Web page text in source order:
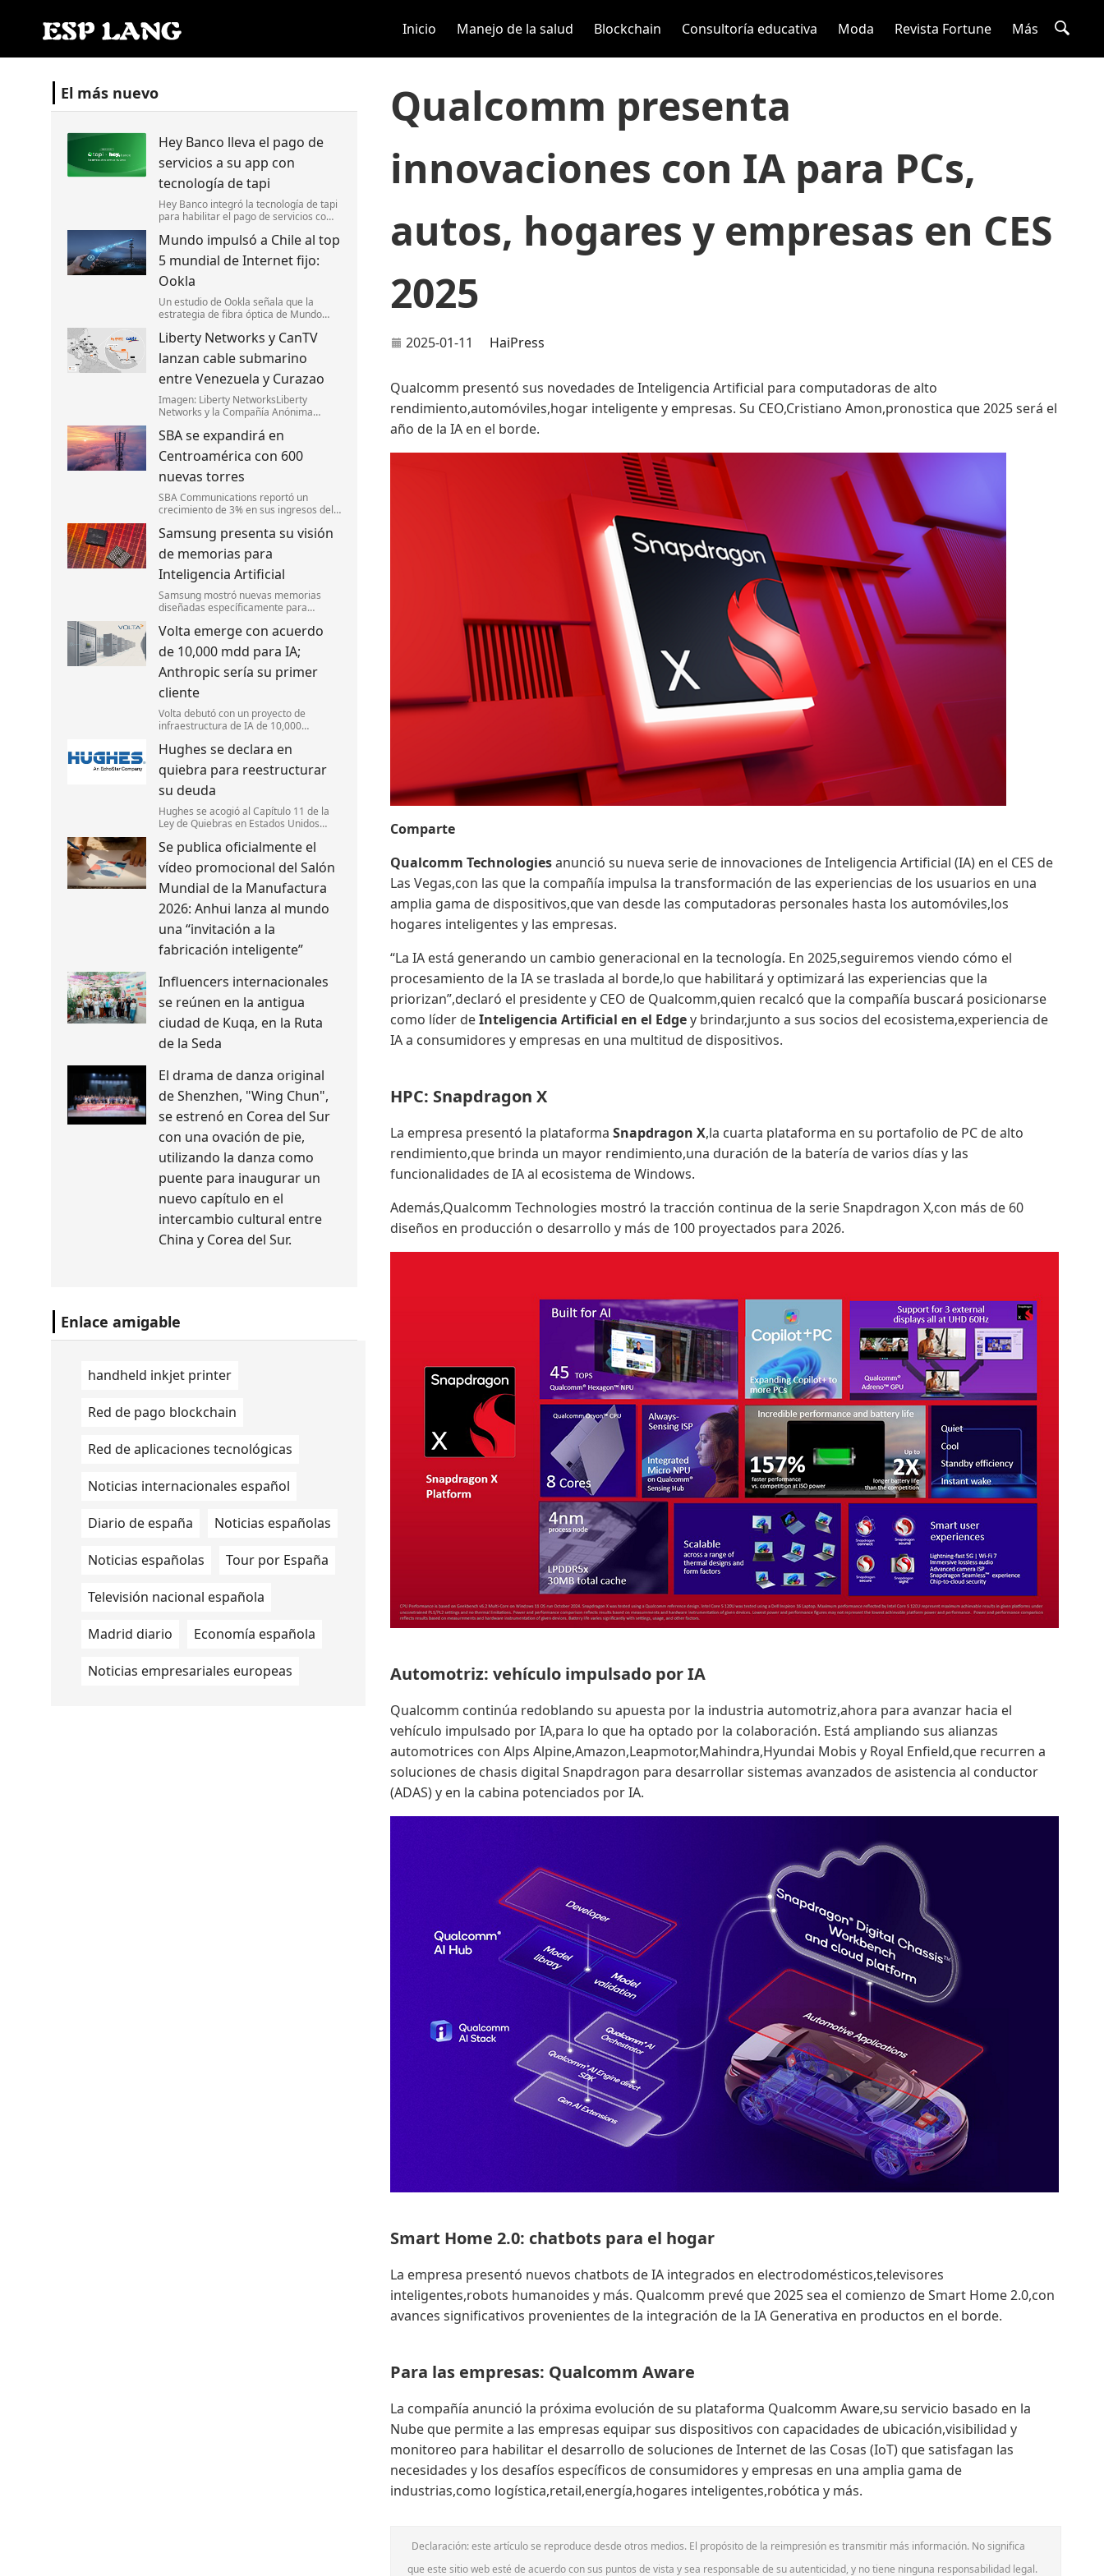
Inicio Manejo de la salud Blockchain Consultoría educativa Moda Revista Fortune Más
El más nuevo
Hey Banco lleva el pago de
servicios a su app con
tecnología de tapi
Hey Banco integró la tecnología de tapi
para habilitar el pago de servicios como
México.
Mundo impulsó a Chile al top
5 mundial de Internet fijo:
Ookla
Un estudio de Ookla señala que la
estrategia de fibra óptica de Mundo
posicionar a Chile entre los cinco países
con el Internet fijo más rápido del
mundo.
Liberty Networks y CanTV
lanzan cable submarino
entre Venezuela y Curazao
Imagen: Liberty NetworksLiberty
Networks y la Compañía Anónima
(CanTV) lanzaron Fénix,un nuevo
sistema de cable submarino de fibra
óptica que conectará Camurí,
SBA se expandirá en
Centroamérica con 600
nuevas torres
SBA Communications reportó un
crecimiento de 3% en sus ingresos del
perspectivas financieras para el año.
Samsung presenta su visión
de memorias para
Inteligencia Artificial
Samsung mostró nuevas memorias
diseñadas específicamente para
y la eficiencia energética.
Volta emerge con acuerdo
de 10,000 mdd para IA;
Anthropic sería su primer
cliente
Volta debutó con un proyecto de
infraestructura de IA de 10,000
Europa,respaldado por Nvidia.
Anthropic sería su primer cliente para
capacidad de cómputo.
Hughes se declara en
quiebra para reestructurar
su deuda
Hughes se acogió al Capítulo 11 de la
Ley de Quiebras en Estados Unidos
su estructura de capital y mantener la
continuidad de sus operaciones.
Se publica oficialmente el
vídeo promocional del Salón
Mundial de la Manufactura
2026: Anhui lanza al mundo
una “invitación a la
fabricación inteligente”
Influencers internacionales
se reúnen en la antigua
ciudad de Kuqa, en la Ruta
de la Seda
El drama de danza original
de Shenzhen, "Wing Chun",
se estrenó en Corea del Sur
con una ovación de pie,
utilizando la danza como
puente para inaugurar un
nuevo capítulo en el
intercambio cultural entre
China y Corea del Sur.
Enlace amigable
handheld inkjet printer
Red de pago blockchain
Red de aplicaciones tecnológicas
Noticias internacionales español
Diario de españa Noticias españolas
Noticias españolas Tour por España
Televisión nacional española
Madrid diario Economía española
Noticias empresariales europeas
Qualcomm presenta
innovaciones con IA para PCs,
autos, hogares y empresas en CES
2025
2025-01-11 HaiPress
Qualcomm presentó sus novedades de Inteligencia Artificial para computadoras de alto
rendimiento,automóviles,hogar inteligente y empresas. Su CEO,Cristiano Amon,pronostica que 2025 será el
año de la IA en el borde.
Comparte
Qualcomm Technologiesanunció su nueva serie de innovaciones de Inteligencia Artificial (IA) en el CES de
Las Vegas,con las que la compañía impulsa la transformación de las experiencias de los usuarios en una
amplia gama de dispositivos,que van desde las computadoras personales hasta los automóviles,los
hogares inteligentes y las empresas.
“La IA está generando un cambio generacional en la tecnología. En 2025,seguiremos viendo cómo el
procesamiento de la IA se traslada al borde,lo que habilitará y optimizará las experiencias que la
priorizan”,declaró el presidente y CEO de Qualcomm,quien recalcó que la compañía buscará posicionarse
como líder deInteligencia Artificial en el Edgey brindar,junto a sus socios del ecosistema,experiencia de
IA a consumidores y empresas en una multitud de dispositivos.
HPC: Snapdragon X
La empresa presentó la plataformaSnapdragon X,la cuarta plataforma en su portafolio de PC de alto
rendimiento,que brinda un mayor rendimiento,una duración de la batería de varios días y las
funcionalidades de IA al ecosistema de Windows.
Además,Qualcomm Technologies mostró la tracción continua de la serie Snapdragon X,con más de 60
diseños en producción o desarrollo y más de 100 proyectados para 2026.
Automotriz: vehículo impulsado por IA
Qualcomm continúa redoblando su apuesta por la industria automotriz,ahora para avanzar hacia el
vehículo impulsado por IA,para lo que ha optado por la colaboración. Está ampliando sus alianzas
automotrices con Alps Alpine,Amazon,Leapmotor,Mahindra,Hyundai Mobis y Royal Enfield,que recurren a
soluciones de chasis digital Snapdragon para desarrollar sistemas avanzados de asistencia al conductor
(ADAS) y en la cabina potenciados por IA.
Smart Home 2.0: chatbots para el hogar
La empresa presentó nuevos chatbots de IA integrados en electrodomésticos,televisores
inteligentes,robots humanoides y más. Qualcomm prevé que 2025 sea el comienzo de Smart Home 2.0,con
avances significativos provenientes de la integración de la IA Generativa en productos en el borde.
Para las empresas: Qualcomm Aware
La compañía anunció la próxima evolución de su plataforma Qualcomm Aware,su servicio basado en la
Nube que permite a las empresas equipar sus dispositivos con capacidades de ubicación,visibilidad y
monitoreo para habilitar el desarrollo de soluciones de Internet de las Cosas (IoT) que satisfagan las
necesidades y los desafíos específicos de consumidores y empresas en una amplia gama de
industrias,como logística,retail,energía,hogares inteligentes,robótica y más.
Declaración: este artículo se reproduce desde otros medios. El propósito de la reimpresión es transmitir más información. No significa
que este sitio web esté de acuerdo con sus puntos de vista y sea responsable de su autenticidad, y no tiene ninguna responsabilidad legal.